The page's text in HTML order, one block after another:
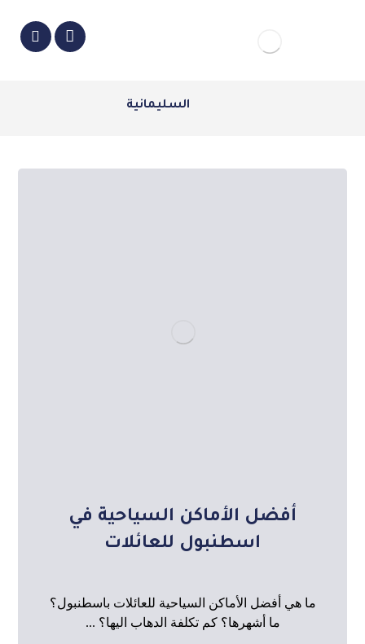
السليمانية
أفضل الأماكن السياحية في
اسطنبول للعائلات
ما هي أفضل الأماكن السياحية للعائلات باسطنبول؟
ما أشهرها؟ كم تكلفة الدهاب اليها؟ ...